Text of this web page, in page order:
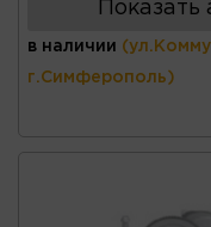
Показать
в наличии
г.Симферополь)